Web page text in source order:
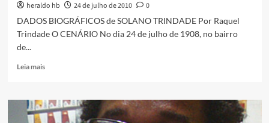
heraldo hb 24 de julho de 2010
0
DADOS BIOGRÁFICOS de SOLANO TRINDADE Por Raquel
Trindade O CENÁRIO No dia 24 de julho de 1908, no bairro
de...
Leia maisRead
Solano
Trindade